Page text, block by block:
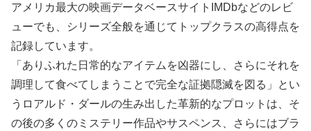
アメリカ最大の映画データベースサイトIMDbなどのレビ
ューでも、シリーズ全般を通じてトップクラスの高得点を
記録しています。
「ありふれた日常的なアイテムを凶器にし、さらにそれを
調理して食べてしまうことで完全な証拠隠滅を図る」とい
うロアルド・ダールの生み出した革新的なプロットは、そ
の後の多くのミステリー作品やサスペンス、さらにはブラ